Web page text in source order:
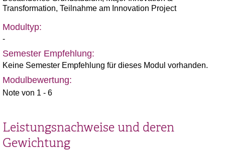
Transformation, Teilnahme am Innovation Project
Modultyp:
-
Semester Empfehlung:
Keine Semester Empfehlung für dieses Modul vorhanden.
Modulbewertung:
Note von 1 - 6
Leistungsnachweise und deren
Gewichtung